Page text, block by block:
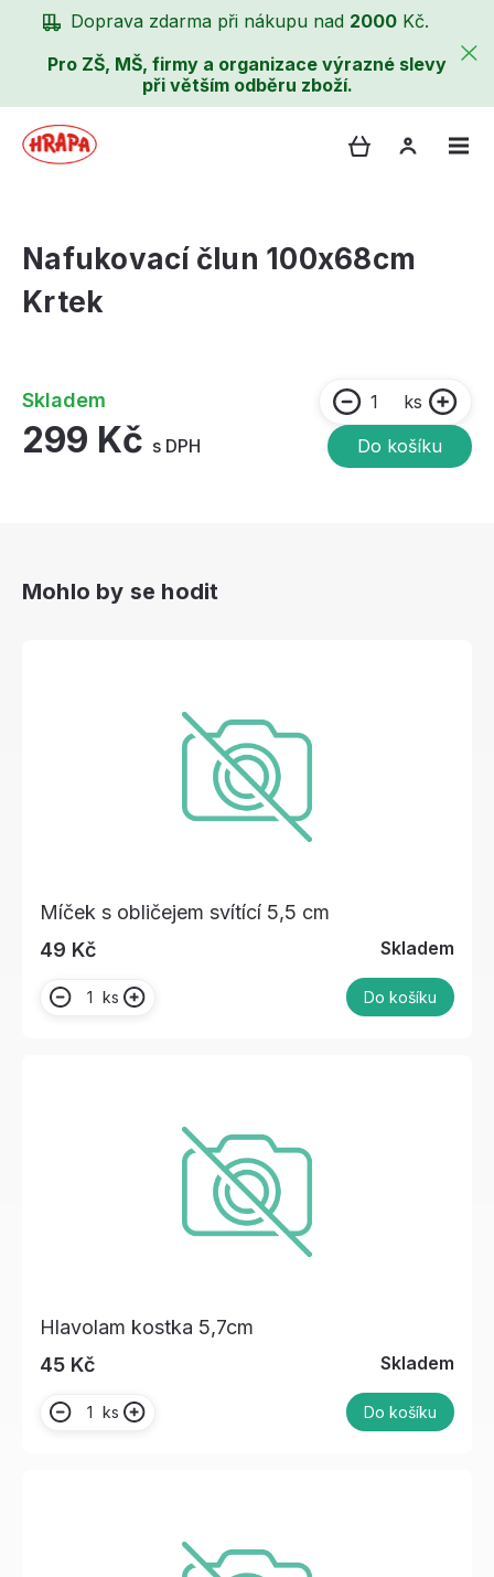
Doprava zdarma při nákupu nad 2000 Kč.
Pro ZŠ, MŠ, firmy a organizace výrazné slevy
při větším odběru zboží.
Nafukovací člun 100x68cm
Krtek
Skladem
299 Kč s DPH
ks
Do košíku
Mohlo by se hodit
Míček s obličejem svítící 5,5 cm
49 Kč
Skladem
ks Do košíku
Hlavolam kostka 5,7cm
45 Kč
Skladem
ks Do košíku